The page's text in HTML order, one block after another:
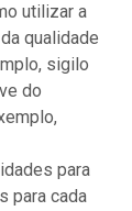
utilizar a
qualidade
sigilo
do
para
para cada